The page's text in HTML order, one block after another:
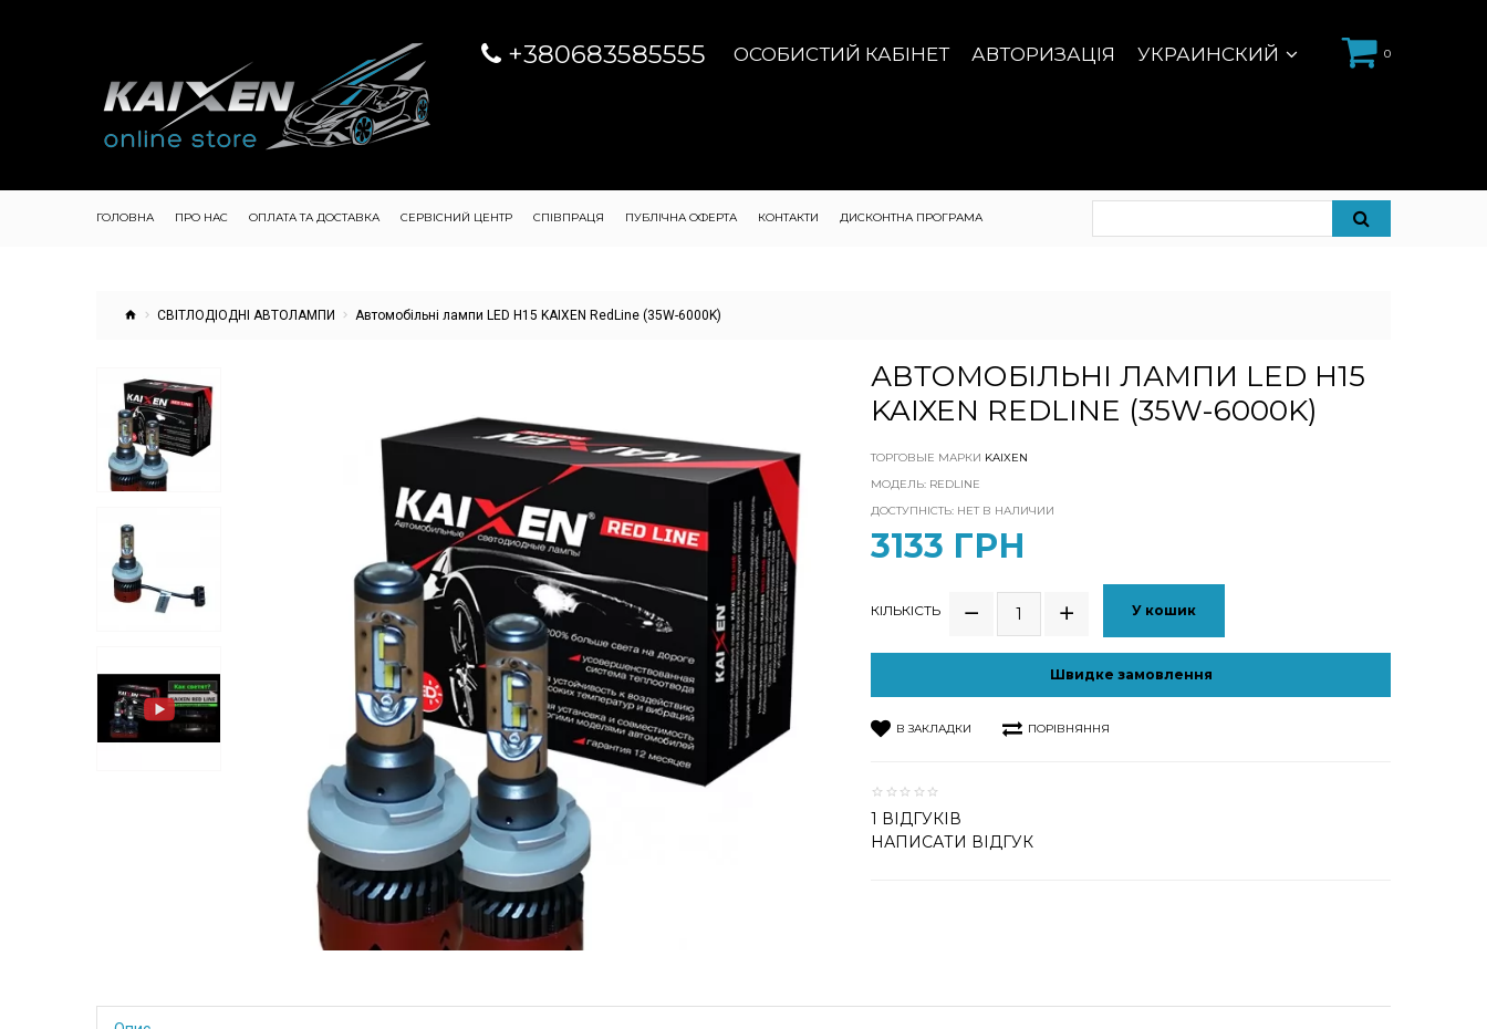
0
ОСОБИСТИЙ КАБІНЕТ
+380683585555 АВТОРИЗАЦІЯ УКРАИНСКИЙ
ГОЛОВНА ПРО НАС ОПЛАТА ТА ДОСТАВКА СЕРВІСНИЙ ЦЕНТР СПІВПРАЦЯ ПУБЛІЧНА ОФЕРТА КОНТАКТИ ДИСКОНТНА ПРОГРАМА
СВІТЛОДІОДНІ АВТОЛАМПИ Автомобільні лампи LED H15 KAIXEN RedLine (35W-6000K)
АВТОМОБІЛЬНІ ЛАМПИ LED H15
KAIXEN REDLINE (35W-6000K)
ТОРГОВЫЕ МАРКИ KAIXEN
МОДЕЛЬ: REDLINE
ДОСТУПНІСТЬ: НЕТ В НАЛИЧИИ
3133 ГРН
КІЛЬКІСТЬ У кошик
Швидке замовлення
В ЗАКЛАДКИ ПОРІВНЯННЯ
1 ВІДГУКІВ
НАПИСАТИ ВІДГУК